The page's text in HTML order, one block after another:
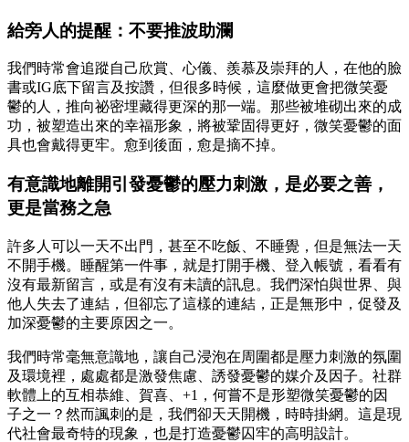
給旁人的提醒：不要推波助瀾
我們時常會追蹤自己欣賞、心儀、羨慕及崇拜的人，在他的臉
書或IG底下留言及按讚，但很多時候，這麼做更會把微笑憂
鬱的人，推向祕密埋藏得更深的那一端。那些被堆砌出來的成
功，被塑造出來的幸福形象，將被鞏固得更好，微笑憂鬱的面
具也會戴得更牢。愈到後面，愈是摘不掉。
有意識地離開引發憂鬱的壓力刺激，是必要之善，
更是當務之急
許多人可以一天不出門，甚至不吃飯、不睡覺，但是無法一天
不開手機。睡醒第一件事，就是打開手機、登入帳號，看看有
沒有最新留言，或是有沒有未讀的訊息。我們深怕與世界、與
他人失去了連結，但卻忘了這樣的連結，正是無形中，促發及
加深憂鬱的主要原因之一。
我們時常毫無意識地，讓自己浸泡在周圍都是壓力刺激的氛圍
及環境裡，處處都是激發焦慮、誘發憂鬱的媒介及因子。社群
軟體上的互相恭維、賀喜、+1，何嘗不是形塑微笑憂鬱的因
子之一？然而諷刺的是，我們卻天天開機，時時掛網。這是現
代社會最奇特的現象，也是打造憂鬱囚牢的高明設計。